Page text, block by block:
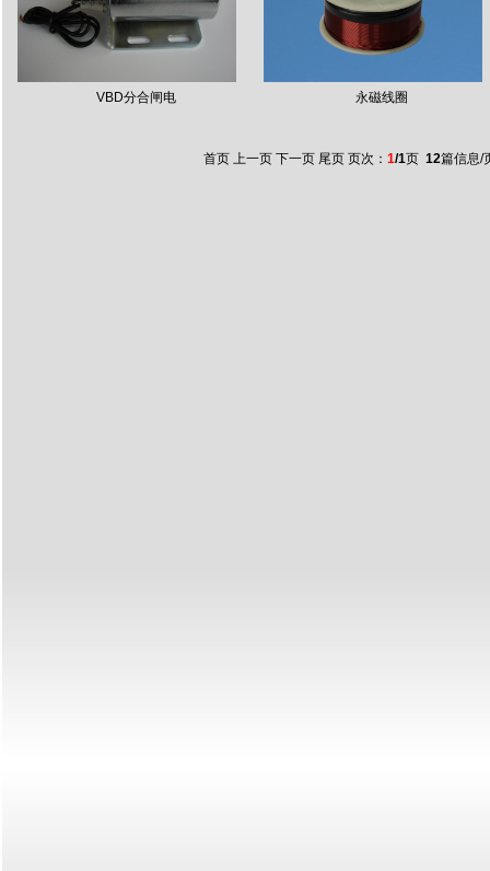
VBD分合闸电 永磁线圈
首页 上一页 下一页 尾页 页次： 1/1页 12篇信息/